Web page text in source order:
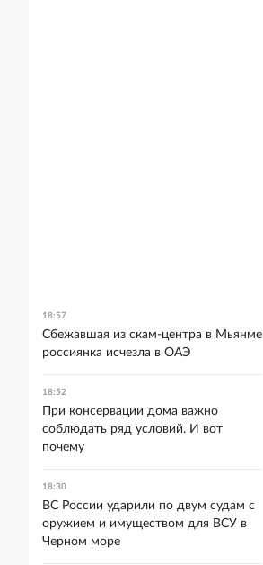
18:57
Сбежавшая из скам-центра в Мьянме
россиянка исчезла в ОАЭ
18:52
При консервации дома важно
соблюдать ряд условий. И вот
почему
18:30
ВС России ударили по двум судам с
оружием и имуществом для ВСУ в
Черном море